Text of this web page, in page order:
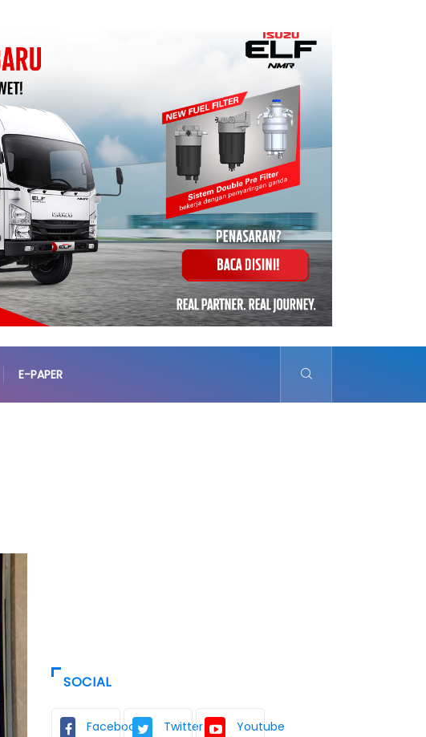
E-PAPER
SOCIAL
Facebook Twitter Youtube